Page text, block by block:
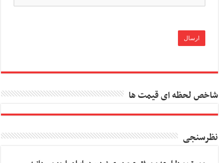
شاخص لحظه ای قیمت ها
نظرسنجی